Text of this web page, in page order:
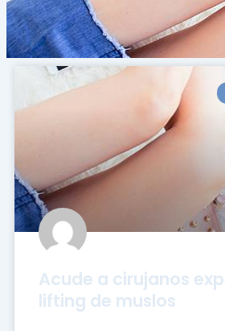
Acude a cirujanos
lifting de muslos